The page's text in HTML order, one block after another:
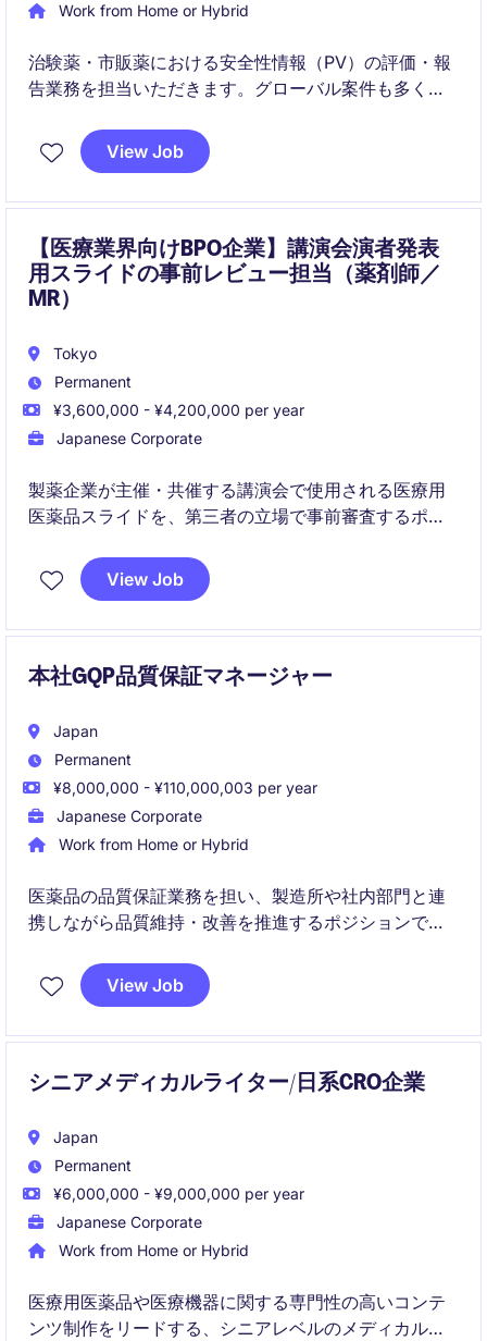
Work from Home or Hybrid
治験薬・市販薬における安全性情報（PV）の評価・報
告業務を担当いただきます。グローバル案件も多く、
す。
View Job
【医療業界向けBPO企業】講演会演者発表
用スライドの事前レビュー担当（薬剤師／
MR）
Tokyo
Permanent
¥3,600,000 - ¥4,200,000 per year
Japanese Corporate
製薬企業が主催・共催する講演会で使用される医療用
医薬品スライドを、第三者の立場で事前審査するポジ
き、公平・公正なレビューを行います。
View Job
本社GQP品質保証マネージャー
Japan
Permanent
¥8,000,000 - ¥110,000,003 per year
Japanese Corporate
Work from Home or Hybrid
医薬品の品質保証業務を担い、製造所や社内部門と連
携しながら品質維持・改善を推進するポジションで
実務だけでなく、品質責任者の補佐として品質体制の
View Job
シニアメディカルライター/日系CRO企業
Japan
Permanent
¥6,000,000 - ¥9,000,000 per year
Japanese Corporate
Work from Home or Hybrid
医療用医薬品や医療機器に関する専門性の高いコンテ
ンツ制作をリードする、シニアレベルのメディカルラ